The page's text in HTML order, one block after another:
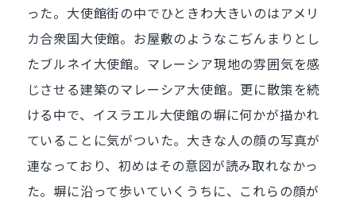
った。大使館街の中でひときわ大きいのはアメリ
カ合衆国大使館。お屋敷のようなこぢんまりとし
たブルネイ大使館。マレーシア現地の雰囲気を感
じさせる建築のマレーシア大使館。更に散策を続
ける中で、イスラエル大使館の塀に何かが描かれ
ていることに気がついた。大きな人の顔の写真が
連なっており、初めはその意図が読み取れなかっ
た。塀に沿って歩いていくうちに、これらの顔が